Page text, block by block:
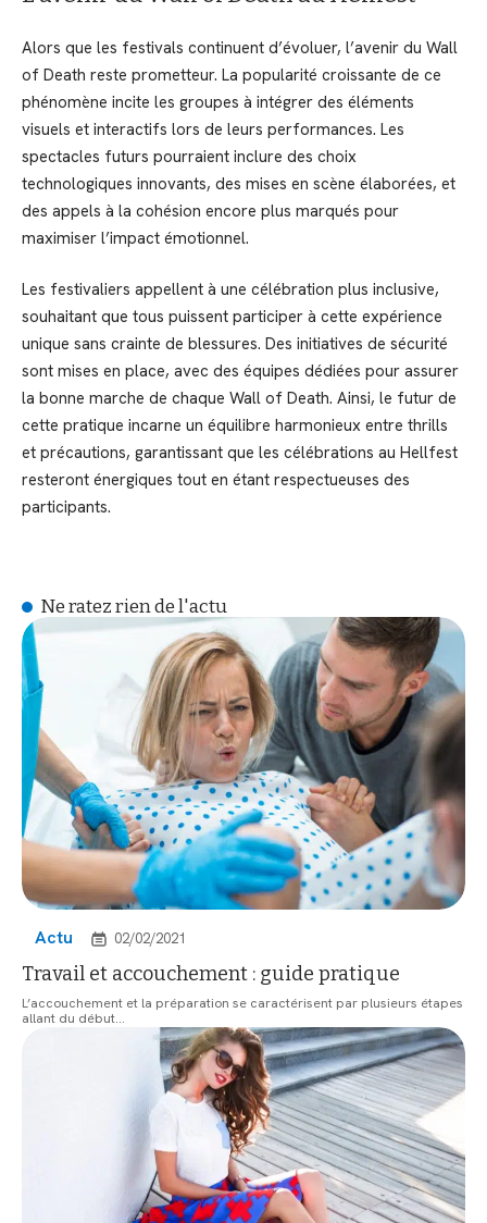
Alors que les festivals continuent d’évoluer, l’avenir du Wall
of Death reste prometteur. La popularité croissante de ce
phénomène incite les groupes à intégrer des éléments
visuels et interactifs lors de leurs performances. Les
spectacles futurs pourraient inclure des choix
technologiques innovants, des mises en scène élaborées, et
des appels à la cohésion encore plus marqués pour
maximiser l’impact émotionnel.
Les festivaliers appellent à une célébration plus inclusive,
souhaitant que tous puissent participer à cette expérience
unique sans crainte de blessures. Des initiatives de sécurité
sont mises en place, avec des équipes dédiées pour assurer
la bonne marche de chaque Wall of Death. Ainsi, le futur de
cette pratique incarne un équilibre harmonieux entre thrills
et précautions, garantissant que les célébrations au Hellfest
resteront énergiques tout en étant respectueuses des
participants.
Ne ratez rien de l'actu
Actu 02/02/2021
Travail et accouchement : guide pratique
L’accouchement et la préparation se caractérisent par plusieurs étapes
allant du début…